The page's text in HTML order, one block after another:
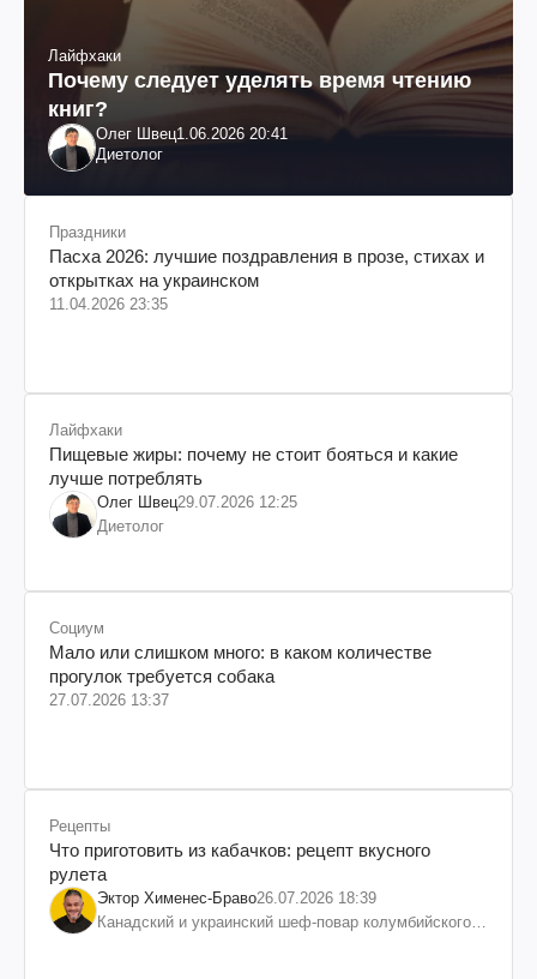
Лайфхаки
Почему следует уделять время чтению
книг?
Олег Швец1.06.2026 20:41
Диетолог
Праздники
Пасха 2026: лучшие поздравления в прозе, стихах и
открытках на украинском
11.04.2026 23:35
Лайфхаки
Пищевые жиры: почему не стоит бояться и какие
лучше потреблять
Олег Швец29.07.2026 12:25
Диетолог
Социум
Мало или слишком много: в каком количестве
прогулок требуется собака
27.07.2026 13:37
Рецепты
Что приготовить из кабачков: рецепт вкусного
рулета
Эктор Хименес-Браво26.07.2026 18:39
Канадский и украинский шеф-повар колумбийского